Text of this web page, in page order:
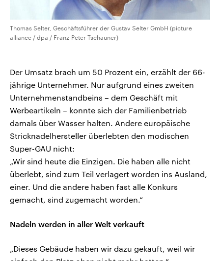
Thomas Selter, Geschäftsführer der Gustav Selter GmbH (picture
alliance / dpa / Franz-Peter Tschauner)
Der Umsatz brach um 50 Prozent ein, erzählt der 66-
jährige Unternehmer. Nur aufgrund eines zweiten
Unternehmenstandbeins – dem Geschäft mit
Werbeartikeln – konnte sich der Familienbetrieb
damals über Wasser halten. Andere europäische
Stricknadelhersteller überlebten den modischen
Super-GAU nicht:
„Wir sind heute die Einzigen. Die haben alle nicht
überlebt, sind zum Teil verlagert worden ins Ausland,
einer. Und die andere haben fast alle Konkurs
gemacht, sind zugemacht worden.“
Nadeln werden in aller Welt verkauft
„Dieses Gebäude haben wir dazu gekauft, weil wir